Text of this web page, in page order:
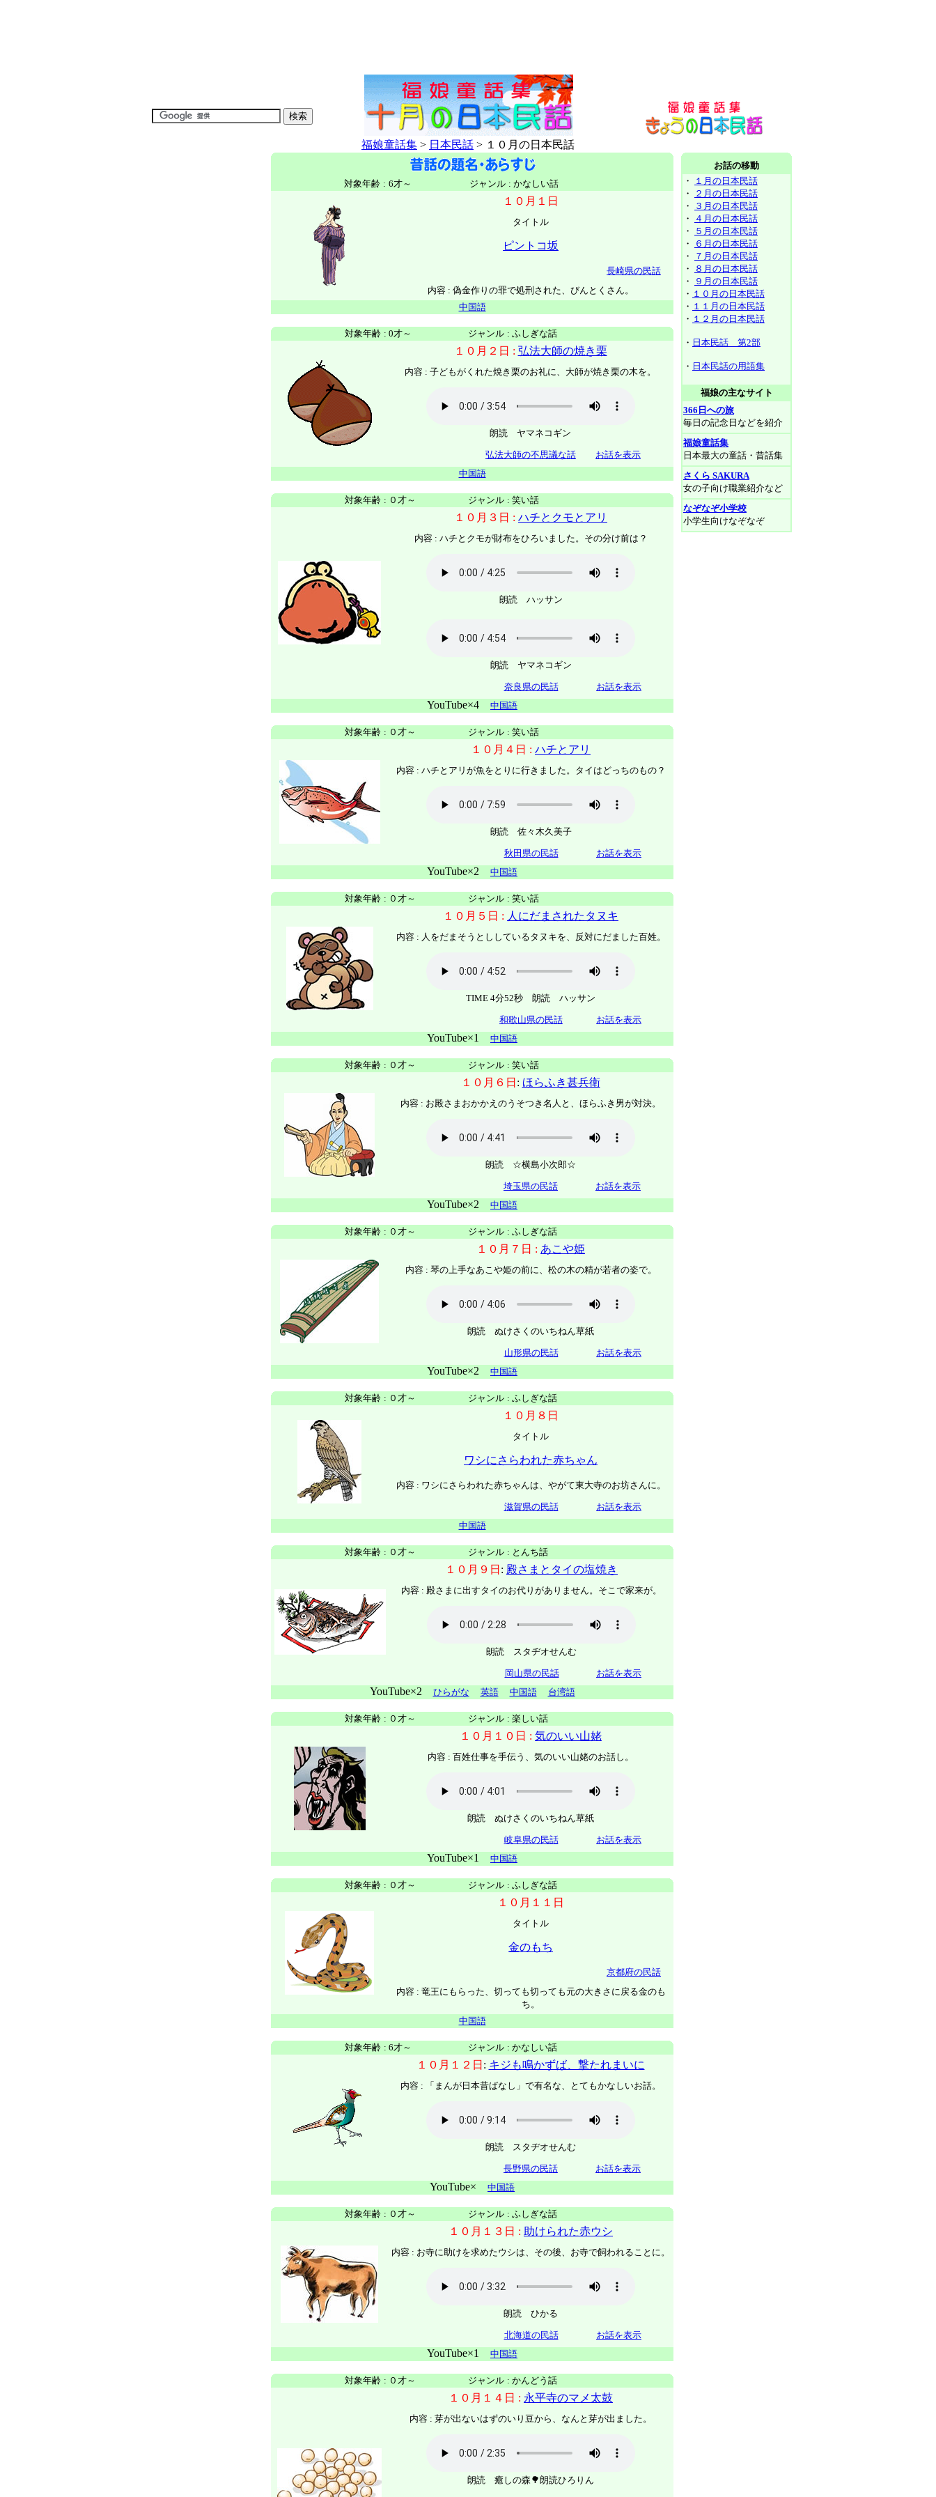
福娘童話集 > 日本民話 > １０月の日本民話
対象年齢 : 6才～ ジャンル : かなしい話
１０月１日
タイトル
ピントコ坂
長崎県の民話
内容 : 偽金作りの罪で処刑された、びんとくさん。
中国語
対象年齢 : 0才～ ジャンル : ふしぎな話
１０月２日 : 弘法大師の焼き栗
内容 : 子どもがくれた焼き栗のお礼に、大師が焼き栗の木を。
朗読 ヤマネコギン
弘法大師の不思議な話
お話を表示
中国語
対象年齢 : ０才～ ジャンル : 笑い話
１０月３日 : ハチとクモとアリ
内容 : ハチとクモが財布をひろいました。その分け前は？
朗読 ハッサン
朗読 ヤマネコギン
奈良県の民話 お話を表示
YouTube×4 中国語
対象年齢 : ０才～ ジャンル : 笑い話
１０月４日 : ハチとアリ
内容 : ハチとアリが魚をとりに行きました。タイはどっちのもの？
朗読 佐々木久美子
秋田県の民話 お話を表示
YouTube×2 中国語
対象年齢 : ０才～ ジャンル : 笑い話
１０月５日 : 人にだまされたタヌキ
内容 : 人をだまそうとししているタヌキを、反対にだました百姓。
TIME 4分52秒 朗読 ハッサン
和歌山県の民話 お話を表示
YouTube×1 中国語
対象年齢 : ０才～ ジャンル : 笑い話
１０月６日 : ほらふき甚兵衛
内容 : お殿さまおかかえのうそつき名人と、ほらふき男が対決。
朗読 ☆横島小次郎☆
埼玉県の民話 お話を表示
YouTube×2 中国語
対象年齢 : ０才～ ジャンル : ふしぎな話
１０月７日 : あこや姫
内容 : 琴の上手なあこや姫の前に、松の木の精が若者の姿で。
朗読 ぬけさくのいちねん草紙
山形県の民話 お話を表示
YouTube×2 中国語
対象年齢 : ０才～ ジャンル : ふしぎな話
１０月８日
タイトル
ワシにさらわれた赤ちゃん
内容 : ワシにさらわれた赤ちゃんは、やがて東大寺のお坊さんに。
滋賀県の民話
お話を表示
中国語
対象年齢 : ０才～ ジャンル : とんち話
１０月９日 : 殿さまとタイの塩焼き
内容 : 殿さまに出すタイのお代りがありません。そこで家来が。
朗読 スタヂオせんむ
岡山県の民話 お話を表示
YouTube×2 ひらがな 英語 中国語 台湾語
対象年齢 : ０才～ ジャンル : 楽しい話
１０月１０日 : 気のいい山姥
内容 : 百姓仕事を手伝う、気のいい山姥のお話し。
朗読 ぬけさくのいちねん草紙
岐阜県の民話 お話を表示
YouTube×1 中国語
対象年齢 : ０才～ ジャンル : ふしぎな話
１０月１１日
タイトル
金のもち
京都府の民話
内容 : 竜王にもらった、切っても切っても元の大きさに戻る金のも
ち。
中国語
対象年齢 : 6才～ ジャンル : かなしい話
１０月１２日 : キジも鳴かずば、撃たれまいに
内容 : 「まんが日本昔ばなし」で有名な、とてもかなしいお話。
朗読 スタヂオせんむ
長野県の民話 お話を表示
YouTube× 中国語
対象年齢 : ０才～ ジャンル : ふしぎな話
１０月１３日 : 助けられた赤ウシ
内容 : お寺に助けを求めたウシは、その後、お寺で飼われることに。
朗読 ひかる
北海道の民話 お話を表示
YouTube×1 中国語
対象年齢 : ０才～ ジャンル : かんどう話
１０月１４日 : 永平寺のマメ太鼓
内容 : 芽が出ないはずのいり豆から、なんと芽が出ました。
朗読 癒しの森🌳朗読ひろりん
お話の移動
・
１月の日本民話
・
２月の日本民話
・
３月の日本民話
・
４月の日本民話
・
５月の日本民話
・
６月の日本民話
・
７月の日本民話
・
８月の日本民話
・
９月の日本民話
・ １０月の日本民話
・ １１月の日本民話
・ １２月の日本民話
・ 日本民話 第2部
・ 日本民話の用語集
福娘の主なサイト
366日への旅
毎日の記念日などを紹介
福娘童話集
日本最大の童話・昔話集
さくら SAKURA
女の子向け職業紹介など
なぞなぞ小学校
小学生向けなぞなぞ